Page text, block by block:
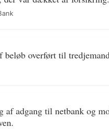
overført til
af adgang til netbank og